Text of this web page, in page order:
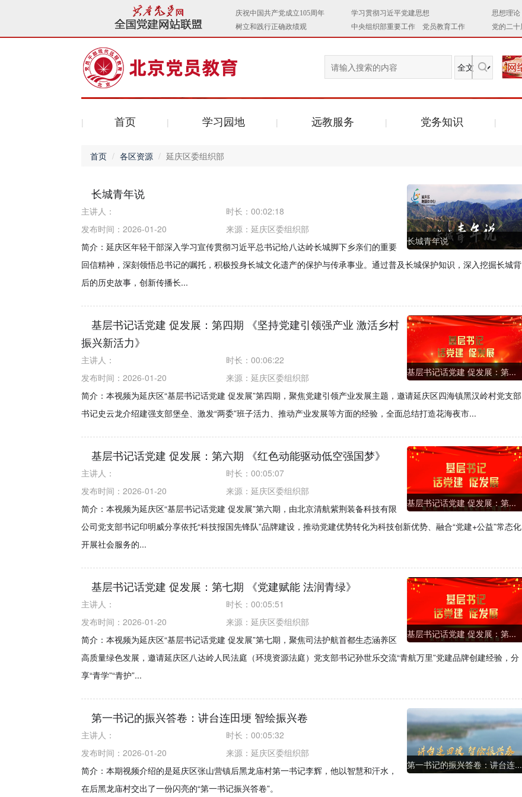
首页 学习园地 远教服务 党务知识
首页 各区资源 延庆区委组织部
长城青年说
长城青年说
主讲人： 时长： 00:02:18
发布时间：2026-01-20
来源： 延庆区委组织部
简介：延庆区年轻干部深入学习宣传贯彻习近平总书记给八达岭长城脚下乡亲们的重要
回信精神，深刻领悟总书记的嘱托，积极投身长城文化遗产的保护与传承事业。通过普及长城保护知识，深入挖掘长城背
后的历史故事，创新传播长...
基层书记话党建 促发展：第...
基层书记话党建 促发展：第四期 《坚持党建引领强产业 激活乡村
振兴新活力》
主讲人： 时长： 00:06:22
发布时间：2026-01-20
来源： 延庆区委组织部
简介：本视频为延庆区“基层书记话党建 促发展”第四期，聚焦党建引领产业发展主题，邀请延庆区四海镇黑汉岭村党支部
书记史云龙介绍建强支部堡垒、激发“两委”班子活力、推动产业发展等方面的经验，全面总结打造花海夜市...
基层书记话党建 促发展：第...
基层书记话党建 促发展：第六期 《红色动能驱动低空强国梦》
主讲人： 时长： 00:05:07
发布时间：2026-01-20
来源： 延庆区委组织部
简介：本视频为延庆区“基层书记话党建 促发展”第六期，由北京清航紫荆装备科技有限
公司党支部书记印明威分享依托“科技报国先锋队”品牌建设，推动党建优势转化为科技创新优势、融合“党建+公益”常态化
开展社会服务的...
基层书记话党建 促发展：第...
基层书记话党建 促发展：第七期 《党建赋能 法润青绿》
主讲人： 时长： 00:05:51
发布时间：2026-01-20
来源： 延庆区委组织部
简介：本视频为延庆区“基层书记话党建 促发展”第七期，聚焦司法护航首都生态涵养区
高质量绿色发展，邀请延庆区八达岭人民法庭（环境资源法庭）党支部书记孙世乐交流“青航万里”党建品牌创建经验，分
享“青学”“青护”...
第一书记的振兴答卷：讲台连...
第一书记的振兴答卷：讲台连田埂 智绘振兴卷
主讲人： 时长： 00:05:32
发布时间：2026-01-20
来源： 延庆区委组织部
简介：本期视频介绍的是延庆区张山营镇后黑龙庙村第一书记李辉，他以智慧和汗水，
在后黑龙庙村交出了一份闪亮的“第一书记振兴答卷”。